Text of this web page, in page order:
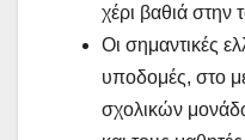
χέρι βαθιά στην
Οι σημαντικές
υποδομές, στο
σχολικών